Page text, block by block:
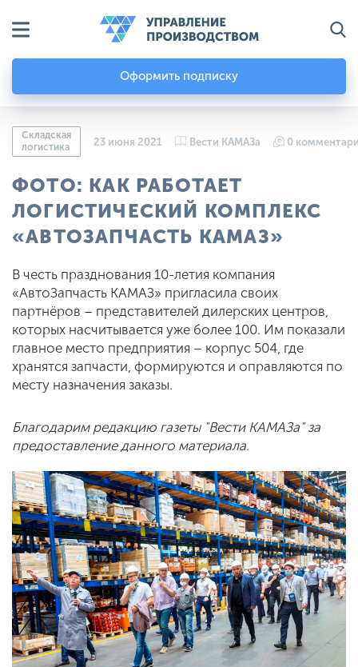
Оформить подписку
Складская
логистика
23 июня 2021 Вести КАМАЗа 0
ФОТО: КАК РАБОТАЕТ
ЛОГИСТИЧЕСКИЙ КОМПЛЕКС
«АВТОЗАПЧАСТЬ КАМАЗ»
В честь празднования 10-летия компания
«АвтоЗапчасть КАМАЗ» пригласила своих
партнёров – представителей дилерских центров,
которых насчитывается уже более 100. Им показали
главное место предприятия – корпус 504, где
хранятся запчасти, формируются и оправляются по
месту назначения заказы.
Благодарим редакцию газеты "Вести КАМАЗа" за
предоставление данного материала.